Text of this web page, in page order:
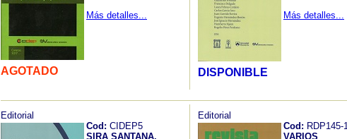
Más detalles...
AGOTADO
Más detalles...
DISPONIBLE
Editorial
Cod: CIDEP5
SIRA SANTANA,
Editorial
Cod: RDP145-
VARIOS